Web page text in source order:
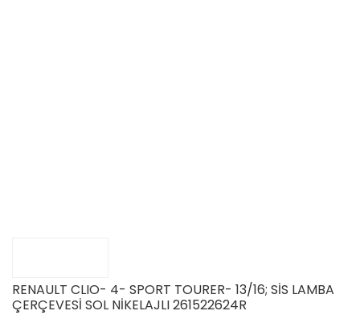
RENAULT CLIO- 4- SPORT TOURER- 13/16; SİS LAMBA
ÇERÇEVESİ SOL NİKELAJLI 261522624R